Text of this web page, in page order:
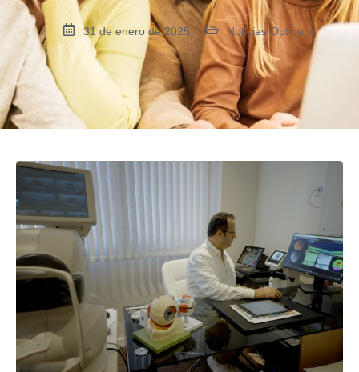
31 de enero de 2025 Noticias Optipunt